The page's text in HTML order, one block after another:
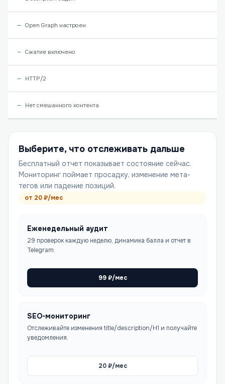
Open Graph настроен
Сжатие включено
HTTP/2
Нет смешанного контента
Выберите, что отслеживать дальше
Бесплатный отчет показывает состояние сейчас.
Мониторинг поймает просадку, изменение мета-
тегов или падение позиций.
от 20₽/мес
Еженедельный аудит
29 проверок каждую неделю, динамика балла и отчет в
Telegram.
99₽/мес
SEO-мониторинг
Отслеживайте изменения title/description/H1 и получайте
уведомления.
20₽/мес